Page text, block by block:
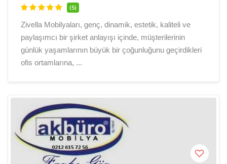
(5)
Zivella Mobilyaları, genç, dinamik, estetik, kaliteli ve
paylaşımcı bir şirket anlayışı içinde, müşterilerinin
günlük yaşamlarının büyük bir çoğunluğunu geçirdikleri
ofis ortamlarına, ...